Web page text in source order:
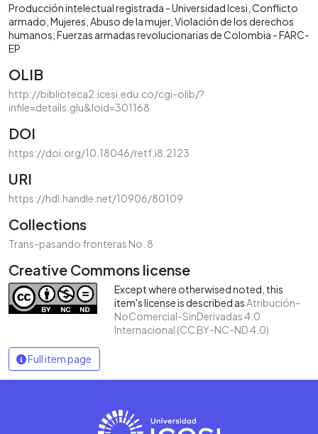
Producción intelectual registrada - Universidad Icesi Conflicto
armado Mujeres Abuso de la mujer Violación de los derechos
humanos; Fuerzas armadas revolucionarias de Colombia - FARC-
EP
OLIB
http://biblioteca2.icesi.edu.co/cgi-olib/?
infile=details.glu&loid=301168
DOI
https://doi.org/10.18046/retf.i8.2123
URI
https://hdl.handle.net/10906/80109
Collections
Trans-pasando fronteras No. 8
Creative Commons license
Except where otherwised noted, this
item's license is described asAtribución-
NoComercial-SinDerivadas 4.0
Internacional (CC BY-NC-ND 4.0)
Full item page